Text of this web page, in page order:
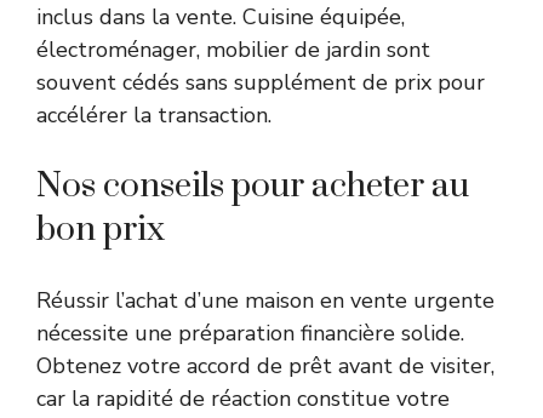
inclus dans la vente. Cuisine équipée,
électroménager, mobilier de jardin sont
souvent cédés sans supplément de prix pour
accélérer la transaction.
Nos conseils pour acheter au
bon prix
Réussir l’achat d’une maison en vente urgente
nécessite une préparation financière solide.
Obtenez votre accord de prêt avant de visiter,
car la rapidité de réaction constitue votre